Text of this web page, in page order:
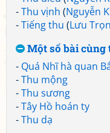
-Thu vịnh (Nguyễn
-Tiếng thu (Lưu
Một số bài cùng
- Quá Nhĩ hà quan
-Thu mộng
-Thu sương
-Tây Hồ hoán ty
-Thu dạ